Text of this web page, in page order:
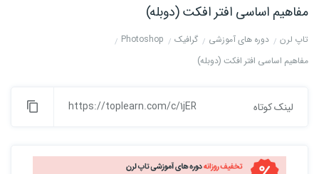
مفاهیم اساسی افتر افکت (دوبله)
تاپ لرن دوره های آموزشی گرافیک
Photoshop
مفاهیم اساسی افتر افکت (دوبله)
لینک کوتاه https://toplearn.com/c/1jER